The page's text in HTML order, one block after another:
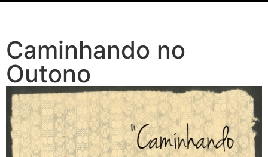
Caminhando no
Outono